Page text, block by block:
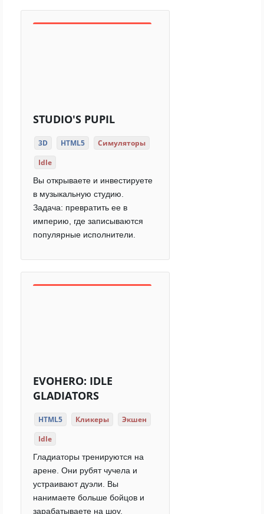
STUDIO'S PUPIL
3D HTML5
Симуляторы
Idle
Вы открываете и инвестируете
в музыкальную студию.
Задача: превратить ее в
империю, где записываются
популярные исполнители.
EVOHERO: IDLE
GLADIATORS
HTML5 Кликеры
Экшен
Idle
Гладиаторы тренируются на
арене. Они рубят чучела и
устраивают дуэли. Вы
нанимаете больше бойцов и
зарабатываете на шоу.